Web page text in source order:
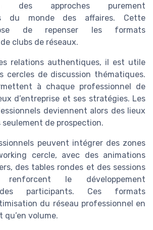
des approches purement
du monde des affaires. Cette
de repenser les formats
clubs de réseaux.
relations authentiques, il est utile
cercles de discussion thématiques.
à chaque professionnel de
d’entreprise et ses stratégies. Les
deviennent alors des lieux
seulement de prospection.
peuvent intégrer des zones
cercle, avec des animations
des tables rondes et des sessions
le développement
des participants. Ces formats
du réseau professionnel en
volume.